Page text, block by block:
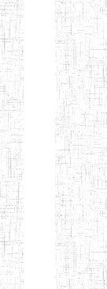
Type